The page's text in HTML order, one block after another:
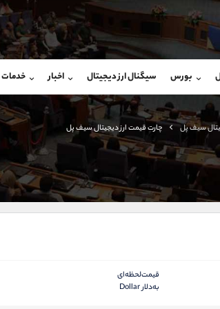
بورس سیگنال ارز دیجیتال اخبار خدمات
سیف پل چارت قیمت ارز دیجیتال سیف پل
قیمت‌لحظه‌ای
به‌دلار Dollar
شروع گفتگو
@Armteam_admin_103
103 داخلی